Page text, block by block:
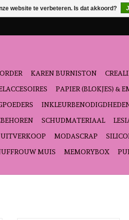
KAREN BURNISTON
PAPIER (BLOKJES) &
SCHUDMATERIAAL
UITVERKOOP MODASCRAP
MUIS MEMORYBOX
website te verbeteren. Is dat akkoord?